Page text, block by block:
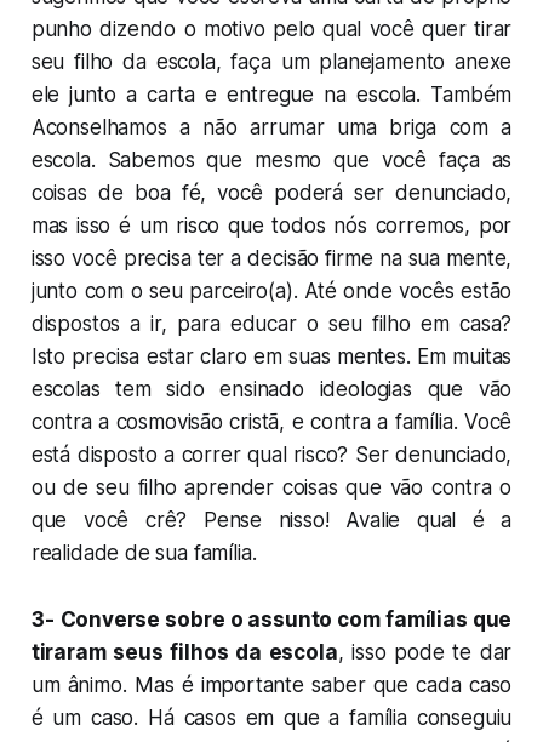
punho dizendo o motivo pelo qual você quer tirar
seu filho da escola, faça um planejamento anexe
ele junto a carta e entregue na escola. Também
Aconselhamos a não arrumar uma briga com a
escola. Sabemos que mesmo que você faça as
coisas de boa fé, você poderá ser denunciado,
mas isso é um risco que todos nós corremos, por
isso você precisa ter a decisão firme na sua mente,
junto com o seu parceiro(a). Até onde vocês estão
dispostos a ir, para educar o seu filho em casa?
Isto precisa estar claro em suas mentes. Em muitas
escolas tem sido ensinado ideologias que vão
contra a cosmovisão cristã, e contra a família. Você
está disposto a correr qual risco? Ser denunciado,
ou de seu filho aprender coisas que vão contra o
que você crê? Pense nisso! Avalie qual é a
realidade de sua família.
3- Converse sobre o assunto com famílias que
tiraram seus filhos da escola, isso pode te dar
um ânimo. Mas é importante saber que cada caso
é um caso. Há casos em que a família conseguiu